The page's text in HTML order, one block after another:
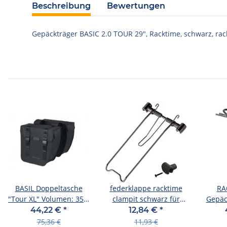
Beschreibung Bewertungen
Gepäckträger BASIC 2.0 TOUR 29", Racktime, schwarz,
BASIL Doppeltasche
"Tour XL" Volumen: 35 l,
Maße ( schwarz
44,22 € *
75,36 €
federklappe racktime
clampit schwarz für
shine evo standard +
tour
12,84 € *
11,93 €